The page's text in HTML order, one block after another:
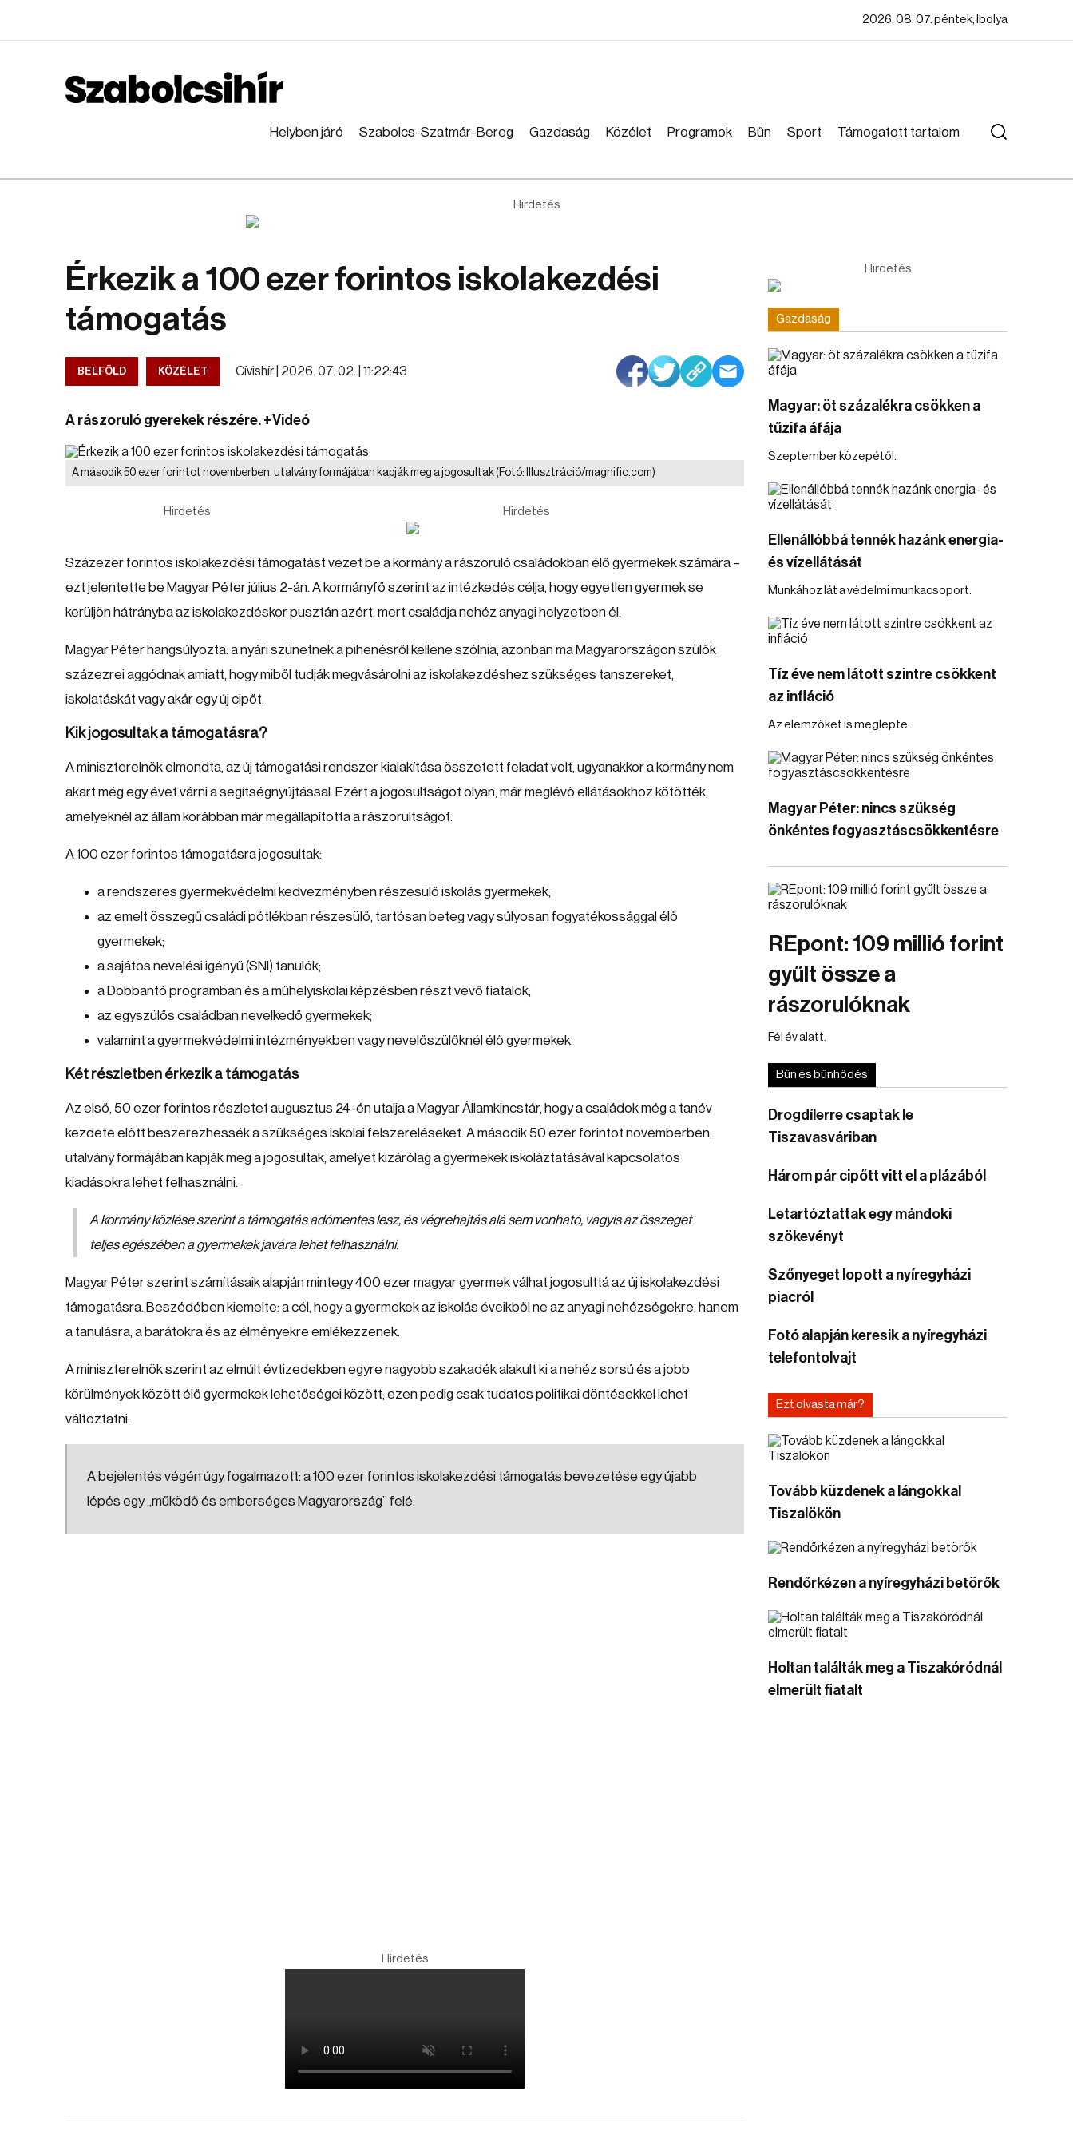
2026. 08. 07. péntek, Ibolya
Helyben járó Szabolcs-Szatmár-Bereg Gazdaság Közélet Programok Bűn Sport Támogatott tartalom
Hirdetés
Érkezik a 100 ezer forintos iskolakezdési
támogatás
BELFÖLD KÖZÉLET Cívishír | 2026. 07. 02. | 11:22:43
A rászoruló gyerekek részére. +Videó
A második 50 ezer forintot novemberben, utalvány formájában kapják meg a jogosultak(Fotó: Illusztráció/magnific.com)
Hirdetés Hirdetés
Százezer forintos iskolakezdési támogatást vezet be a kormány a rászoruló családokban élő gyermekek számára –
ezt jelentette be Magyar Péter július 2-án. A kormányfő szerint az intézkedés célja, hogy egyetlen gyermek se
kerüljön hátrányba az iskolakezdéskor pusztán azért, mert családja nehéz anyagi helyzetben él.
Magyar Péter hangsúlyozta: a nyári szünetnek a pihenésről kellene szólnia, azonban ma Magyarországon szülők
százezrei aggódnak amiatt, hogy miből tudják megvásárolni az iskolakezdéshez szükséges tanszereket,
iskolatáskát vagy akár egy új cipőt.
Kik jogosultak a támogatásra?
A miniszterelnök elmondta, az új támogatási rendszer kialakítása összetett feladat volt, ugyanakkor a kormány nem
akart még egy évet várni a segítségnyújtással. Ezért a jogosultságot olyan, már meglévő ellátásokhoz kötötték,
amelyeknél az állam korábban már megállapította a rászorultságot.
A 100 ezer forintos támogatásra jogosultak:
a rendszeres gyermekvédelmi kedvezményben részesülő iskolás gyermekek;
az emelt összegű családi pótlékban részesülő, tartósan beteg vagy súlyosan fogyatékossággal élő
gyermekek;
a sajátos nevelési igényű (SNI) tanulók;
a Dobbantó programban és a műhelyiskolai képzésben részt vevő fiatalok;
az egyszülős családban nevelkedő gyermekek;
valamint a gyermekvédelmi intézményekben vagy nevelőszülőknél élő gyermekek.
Két részletben érkezik a támogatás
Az első, 50 ezer forintos részletet augusztus 24-én utalja a Magyar Államkincstár, hogy a családok még a tanév
kezdete előtt beszerezhessék a szükséges iskolai felszereléseket. A második 50 ezer forintot novemberben,
utalvány formájában kapják meg a jogosultak, amelyet kizárólag a gyermekek iskoláztatásával kapcsolatos
kiadásokra lehet felhasználni.
A kormány közlése szerint a támogatás adómentes lesz, és végrehajtás alá sem vonható, vagyis az összeget
teljes egészében a gyermekek javára lehet felhasználni.
Magyar Péter szerint számításaik alapján mintegy 400 ezer magyar gyermek válhat jogosulttá az új iskolakezdési
támogatásra. Beszédében kiemelte: a cél, hogy a gyermekek az iskolás éveikből ne az anyagi nehézségekre, hanem
a tanulásra, a barátokra és az élményekre emlékezzenek.
A miniszterelnök szerint az elmúlt évtizedekben egyre nagyobb szakadék alakult ki a nehéz sorsú és a jobb
körülmények között élő gyermekek lehetőségei között, ezen pedig csak tudatos politikai döntésekkel lehet
változtatni.
A bejelentés végén úgy fogalmazott: a 100 ezer forintos iskolakezdési támogatás bevezetése egy újabb
lépés egy „működő és emberséges Magyarország” felé.
Hirdetés
Hirdetés
Gazdaság
Magyar: öt százalékra csökken a
tűzifa áfája
Szeptember közepétől.
Ellenállóbbá tennék hazánk energia-
és vízellátását
Munkához lát a védelmi munkacsoport.
Tíz éve nem látott szintre csökkent
az infláció
Az elemzőket is meglepte.
Magyar Péter: nincs szükség
önkéntes fogyasztáscsökkentésre
REpont: 109 millió forint
gyűlt össze a
rászorulóknak
Fél év alatt.
Bűn és bűnhődés
Drogdílerre csaptak le
Tiszavasváriban
Három pár cipőtt vitt el a plázából
Letartóztattak egy mándoki
szökevényt
Szőnyeget lopott a nyíregyházi
piacról
Fotó alapján keresik a nyíregyházi
telefontolvajt
Ezt olvasta már?
Tovább küzdenek a lángokkal
Tiszalökön
Rendőrkézen a nyíregyházi betörők
Holtan találták meg a Tiszakóródnál
elmerült fiatalt